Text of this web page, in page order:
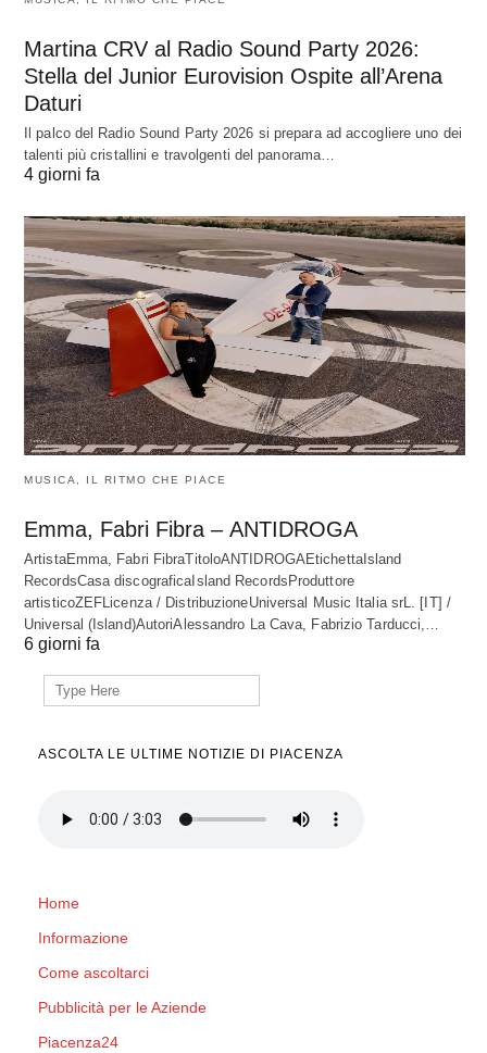
Martina CRV al Radio Sound Party 2026:
Stella del Junior Eurovision Ospite all’Arena
Daturi
Il palco del Radio Sound Party 2026 si prepara ad accogliere uno dei
talenti più cristallini e travolgenti del panorama…
4 giorni fa
MUSICA, IL RITMO CHE PIACE
Emma, Fabri Fibra – ANTIDROGA
ArtistaEmma, Fabri FibraTitoloANTIDROGAEtichettaIsland
RecordsCasa discograficaIsland RecordsProduttore
artisticoZEFLicenza / DistribuzioneUniversal Music Italia srL. [IT] /
Universal (Island)AutoriAlessandro La Cava, Fabrizio Tarducci,…
6 giorni fa
Search
for:
ASCOLTA LE ULTIME NOTIZIE DI PIACENZA
Home
Informazione
Come ascoltarci
Pubblicità per le Aziende
Piacenza24